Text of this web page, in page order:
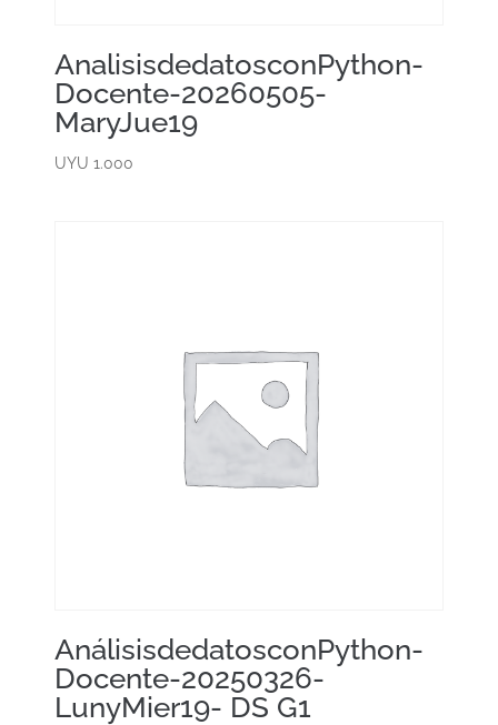
AnalisisdedatosconPython-
Docente-20260505-
MaryJue19
UYU 1.000
AnálisisdedatosconPython-
Docente-20250326-
LunyMier19- DS G1